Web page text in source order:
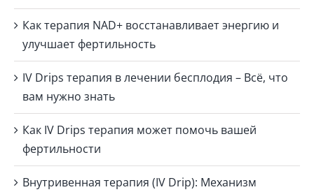
Как терапия NAD+ восстанавливает энергию и
улучшает фертильность
IV Drips терапия в лечении бесплодия – Всё, что
вам нужно знать
Как IV Drips терапия может помочь вашей
фертильности
Внутривенная терапия (IV Drip): Механизм